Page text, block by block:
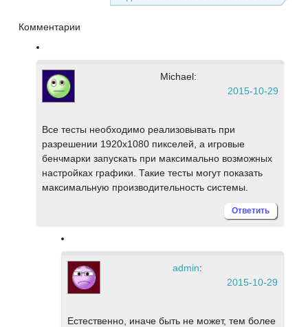
Комментарии
Michael:
2015-10-29
Все тесты необходимо реализовывать при
разрешении 1920х1080 пикселей, а игровые
бенчмарки запускать при максимально возможных
настройках графики. Такие тесты могут показать
максимальную производительность системы.
Ответить
admin:
2015-10-29
Естественно, иначе быть не может, тем более